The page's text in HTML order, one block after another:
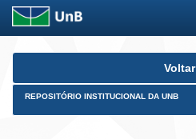
Skip
Voltar
REPOSITÓRIO INSTITUCIONAL DA UNB